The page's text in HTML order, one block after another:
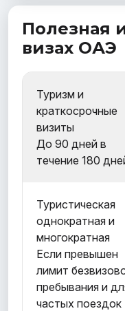
Полезная
визах ОАЭ
Туризм и
краткосрочные
визиты
До 90 дней в
течение 180
Туристическая
однократная и
многократная
Если превышен
лимит
пребывания и
частых поездок